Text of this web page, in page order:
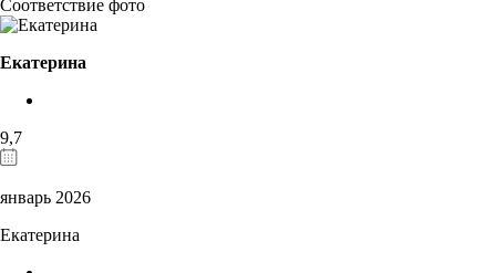
Соответствие фото
Екатерина
9,7
январь 2026
Екатерина